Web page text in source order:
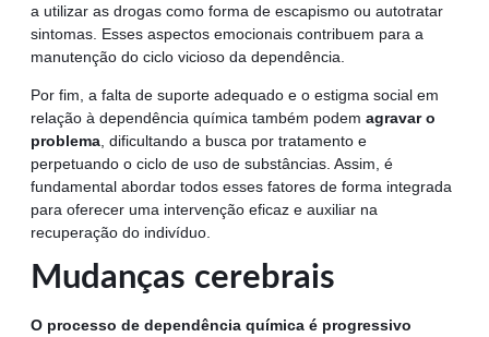
a utilizar as drogas como forma de escapismo ou autotratar
sintomas. Esses aspectos emocionais contribuem para a
manutenção do ciclo vicioso da dependência.
Por fim, a falta de suporte adequado e o estigma social em
relação à dependência química também podem agravar o
problema , dificultando a busca por tratamento e
perpetuando o ciclo de uso de substâncias. Assim, é
fundamental abordar todos esses fatores de forma integrada
para oferecer uma intervenção eficaz e auxiliar na
recuperação do indivíduo.
Mudanças cerebrais
O processo de dependência química é progressivo